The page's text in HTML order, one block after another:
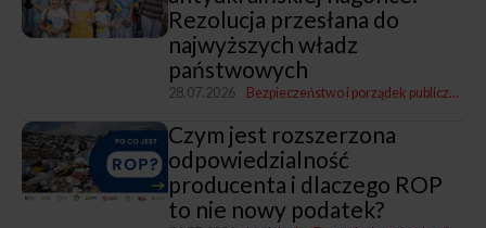
Rezolucja przesłana do
najwyższych władz
państwowych
28.07.2026 Bezpieczeństwo i porządek publiczny
Czym jest rozszerzona
odpowiedzialność
producenta i dlaczego ROP
to nie nowy podatek?